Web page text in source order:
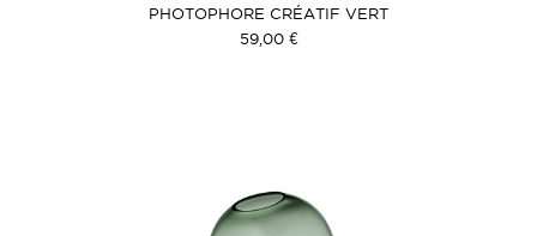
PHOTOPHORE CRÉATIF VERT
59,00 €